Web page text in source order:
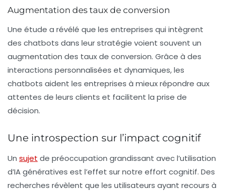
Augmentation des taux de conversion
Une étude a révélé que les entreprises qui intègrent
des chatbots dans leur stratégie voient souvent un
augmentation des taux de conversion. Grâce à des
interactions personnalisées et dynamiques, les
chatbots aident les entreprises à mieux répondre aux
attentes de leurs clients et facilitent la prise de
décision.
Une introspection sur l’impact cognitif
Un sujet de préoccupation grandissant avec l’utilisation
d’IA génératives est l’effet sur notre effort cognitif. Des
recherches révèlent que les utilisateurs ayant recours à